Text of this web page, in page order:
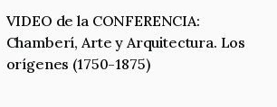
VIDEO de la CONFERENCIA:
Chamberí, Arte y Arquitectura. Los
orígenes (1750-1875)